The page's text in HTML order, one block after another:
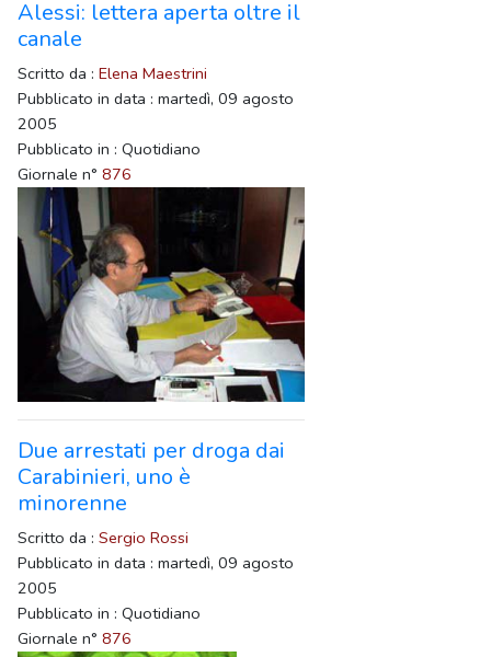
Alessi: lettera aperta oltre il
canale
Scritto da : Elena Maestrini
Pubblicato in data : martedì, 09 agosto
2005
Pubblicato in : Quotidiano
Giornale n° 876
Due arrestati per droga dai
Carabinieri, uno è
minorenne
Scritto da : Sergio Rossi
Pubblicato in data : martedì, 09 agosto
2005
Pubblicato in : Quotidiano
Giornale n° 876